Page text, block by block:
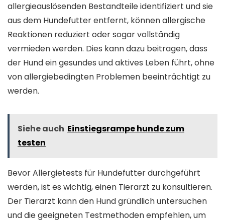
allergieauslösenden Bestandteile identifiziert und sie
aus dem Hundefutter entfernt, können allergische
Reaktionen reduziert oder sogar vollständig
vermieden werden. Dies kann dazu beitragen, dass
der Hund ein gesundes und aktives Leben führt, ohne
von allergiebedingten Problemen beeinträchtigt zu
werden.
Siehe auch Einstiegsrampe hunde zum
testen
Bevor Allergietests für Hundefutter durchgeführt
werden, ist es wichtig, einen Tierarzt zu konsultieren.
Der Tierarzt kann den Hund gründlich untersuchen
und die geeigneten Testmethoden empfehlen, um